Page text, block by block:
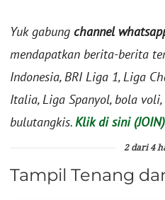
Yuk gabung channel
mendapatkan berita-berita
Indonesia, BRI Liga 1, Liga
Italia, Liga Spanyol, bola voli,
bulutangkis.Klik di sini (JOIN)
2 dari 4
Tampil Tenang